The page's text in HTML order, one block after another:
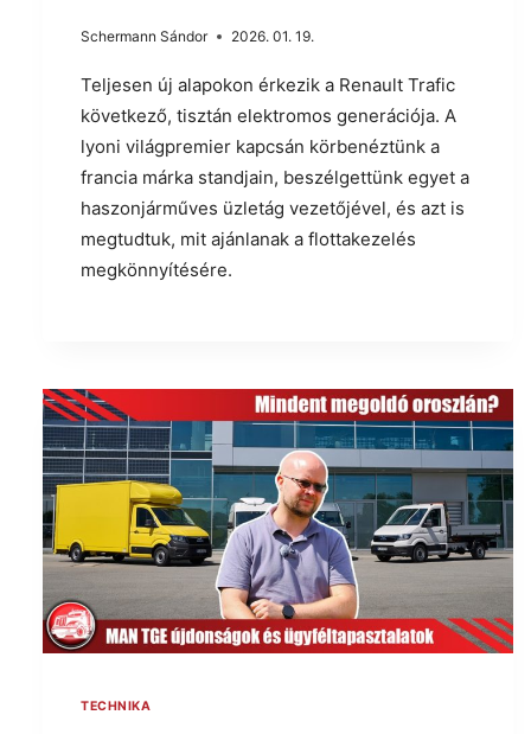
Schermann Sándor 2026. 01. 19.
Teljesen új alapokon érkezik a Renault Trafic
következő, tisztán elektromos generációja. A
lyoni világpremier kapcsán körbenéztünk a
francia márka standjain, beszélgettünk egyet a
haszonjárműves üzletág vezetőjével, és azt is
megtudtuk, mit ajánlanak a flottakezelés
megkönnyítésére.
TECHNIKA